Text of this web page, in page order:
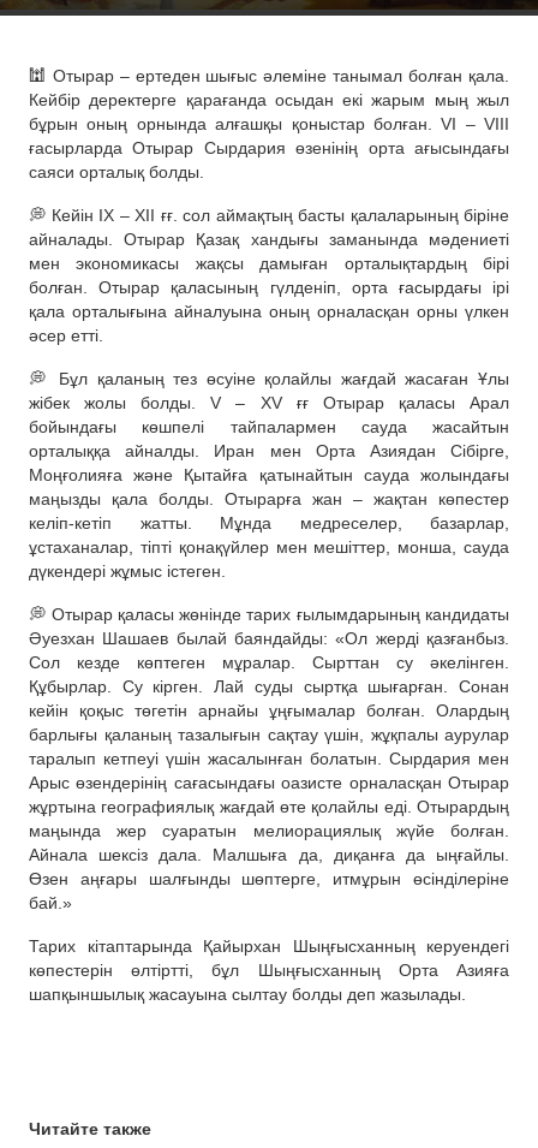
🕍 Отырар – ертеден шығыс әлеміне танымал болған қала.
Кейбір деректерге қарағанда осыдан екі жарым мың жыл
бұрын оның орнында алғашқы қоныстар болған. VІ – VІІІ
ғасырларда Отырар Сырдария өзенінің орта ағысындағы
саяси орталық болды.
💭 Кейін ІХ – ХІІ ғғ. сол аймақтың басты қалаларының біріне
айналады. Отырар Қазақ хандығы заманында мәдениеті
мен экономикасы жақсы дамыған орталықтардың бірі
болған. Отырар қаласының гүлденіп, орта ғасырдағы ірі
қала орталығына айналуына оның орналасқан орны үлкен
әсер етті.
💭 Бұл қаланың тез өсуіне қолайлы жағдай жасаған Ұлы
жібек жолы болды. V – ХV ғғ Отырар қаласы Арал
бойындағы көшпелі тайпалармен сауда жасайтын
орталыққа айналды. Иран мен Орта Азиядан Сібірге,
Моңғолияға және Қытайға қатынайтын сауда жолындағы
маңызды қала болды. Отырарға жан – жақтан көпестер
келіп-кетіп жатты. Мұнда медреселер, базарлар,
ұстаханалар, тіпті қонақүйлер мен мешіттер, монша, сауда
дүкендері жұмыс істеген.
💭 Отырар қаласы жөнінде тарих ғылымдарының кандидаты
Әуезхан Шашаев былай баяндайды: «Ол жерді қазғанбыз.
Сол кезде көптеген мұралар. Сырттан су әкелінген.
Құбырлар. Су кірген. Лай суды сыртқа шығарған. Сонан
кейін қоқыс төгетін арнайы ұңғымалар болған. Олардың
барлығы қаланың тазалығын сақтау үшін, жұқпалы аурулар
таралып кетпеуі үшін жасалынған болатын. Сырдария мен
Арыс өзендерінің сағасындағы оазисте орналасқан Отырар
жұртына географиялық жағдай өте қолайлы еді. Отырардың
маңында жер суаратын мелиорациялық жүйе болған.
Айнала шексіз дала. Малшыға да, диқанға да ыңғайлы.
Өзен аңғары шалғынды шөптерге, итмұрын өсінділеріне
бай.»
Тарих кітаптарында Қайырхан Шыңғысханның керуендегі
көпестерін өлтіртті, бұл Шыңғысханның Орта Азияға
шапқыншылық жасауына сылтау болды деп жазылады.
Читайте также